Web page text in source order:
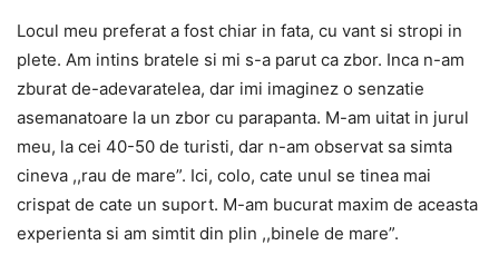
Locul meu preferat a fost chiar in fata, cu vant si stropi in
plete. Am intins bratele si mi s-a parut ca zbor. Inca n-am
zburat de-adevaratelea, dar imi imaginez o senzatie
asemanatoare la un zbor cu parapanta. M-am uitat in jurul
meu, la cei 40-50 de turisti, dar n-am observat sa simta
cineva ,,rau de mare”. Ici, colo, cate unul se tinea mai
crispat de cate un suport. M-am bucurat maxim de aceasta
experienta si am simtit din plin ,,binele de mare”.